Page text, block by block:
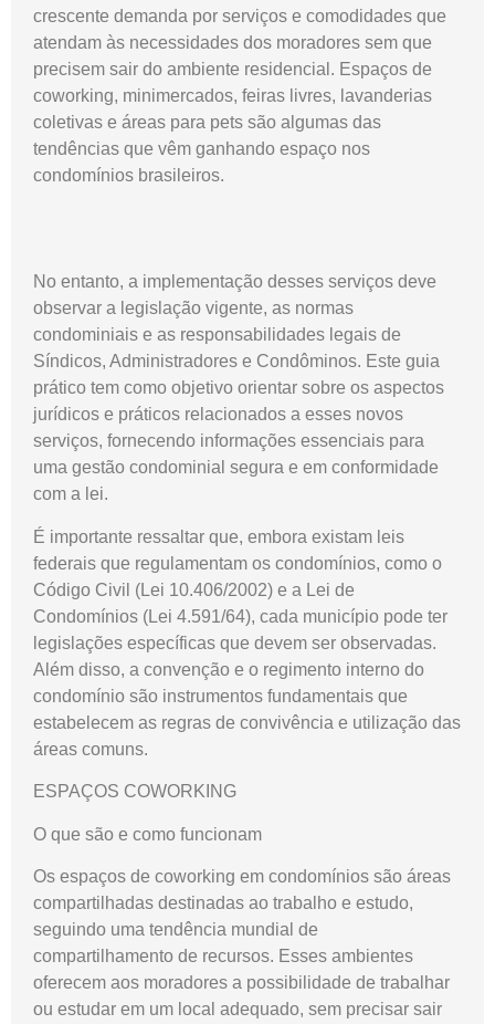
crescente demanda por serviços e comodidades que
atendam às necessidades dos moradores sem que
precisem sair do ambiente residencial. Espaços de
coworking, minimercados, feiras livres, lavanderias
coletivas e áreas para pets são algumas das
tendências que vêm ganhando espaço nos
condomínios brasileiros.
No entanto, a implementação desses serviços deve
observar a legislação vigente, as normas
condominiais e as responsabilidades legais de
Síndicos, Administradores e Condôminos. Este guia
prático tem como objetivo orientar sobre os aspectos
jurídicos e práticos relacionados a esses novos
serviços, fornecendo informações essenciais para
uma gestão condominial segura e em conformidade
com a lei.
É importante ressaltar que, embora existam leis
federais que regulamentam os condomínios, como o
Código Civil (Lei 10.406/2002) e a Lei de
Condomínios (Lei 4.591/64), cada município pode ter
legislações específicas que devem ser observadas.
Além disso, a convenção e o regimento interno do
condomínio são instrumentos fundamentais que
estabelecem as regras de convivência e utilização das
áreas comuns.
ESPAÇOS COWORKING
O que são e como funcionam
Os espaços de coworking em condomínios são áreas
compartilhadas destinadas ao trabalho e estudo,
seguindo uma tendência mundial de
compartilhamento de recursos. Esses ambientes
oferecem aos moradores a possibilidade de trabalhar
ou estudar em um local adequado, sem precisar sair